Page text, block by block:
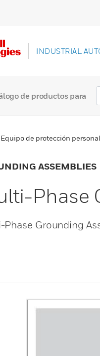
INDUSTRIAL
de productos para
Equipo de protección personal
ASSEMBLIES
Phase
Phase Grounding